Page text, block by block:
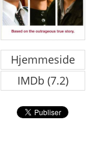
Hjemmeside
IMDb (7.2)